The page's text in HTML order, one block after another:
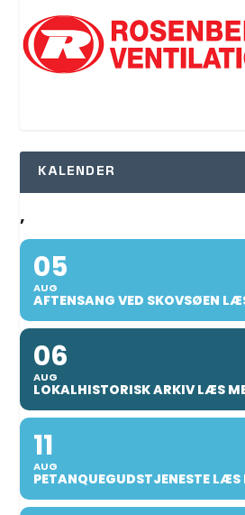
KALENDER
,
05
AUG
AFTENSANG VED SKOVSØEN
06
AUG
LOKALHISTORISK ARKIV LÆS
11
AUG
PETANQUEGUDSTJENESTE LÆS